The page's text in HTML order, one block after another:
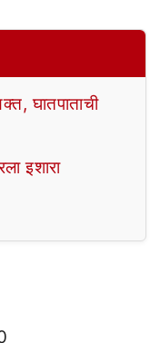
घातपाताची
इशारा